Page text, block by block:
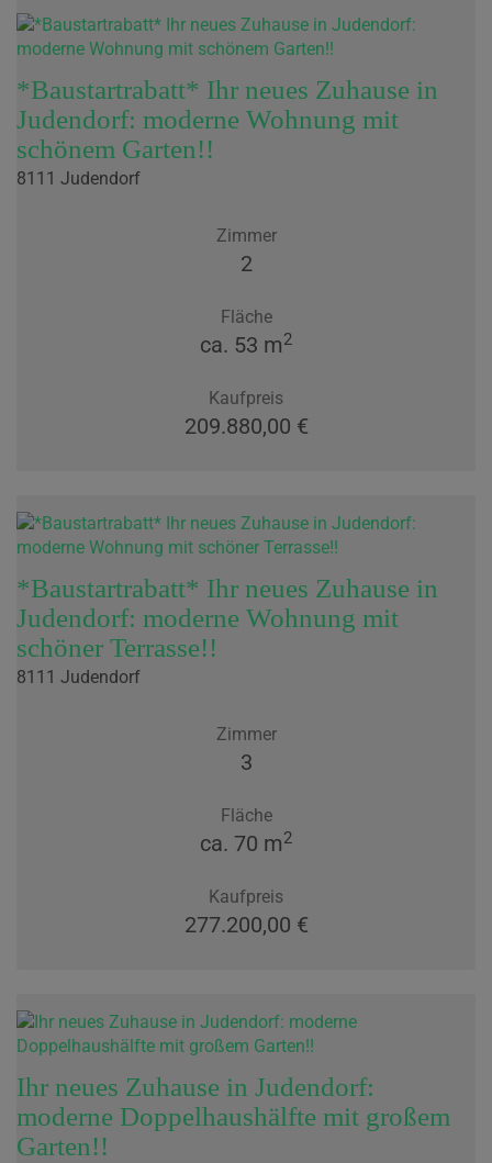
*Baustartrabatt* Ihr neues Zuhause in
Judendorf: moderne Wohnung mit
schönem Garten!!
8111 Judendorf
Zimmer
2
Fläche
ca. 53 m2
Kaufpreis
209.880,00 €
*Baustartrabatt* Ihr neues Zuhause in
Judendorf: moderne Wohnung mit
schöner Terrasse!!
8111 Judendorf
Zimmer
3
Fläche
ca. 70 m2
Kaufpreis
277.200,00 €
Ihr neues Zuhause in Judendorf:
moderne Doppelhaushälfte mit großem
Garten!!